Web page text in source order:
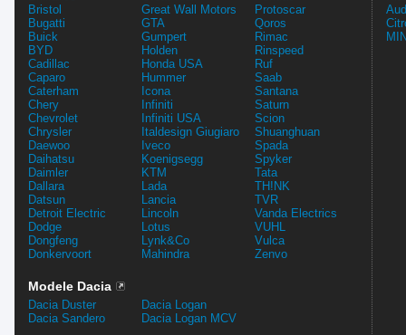
Bristol
Bugatti
Buick
BYD
Cadillac
Caparo
Caterham
Chery
Chevrolet
Chrysler
Daewoo
Daihatsu
Daimler
Dallara
Datsun
Detroit Electric
Dodge
Dongfeng
Donkervoort
Great Wall Motors
GTA
Gumpert
Holden
Honda USA
Hummer
Icona
Infiniti
Infiniti USA
Italdesign Giugiaro
Iveco
Koenigsegg
KTM
Lada
Lancia
Lincoln
Lotus
Lynk&Co
Mahindra
Protoscar
Qoros
Rimac
Rinspeed
Ruf
Saab
Santana
Saturn
Scion
Shuanghuan
Spada
Spyker
Tata
TH!NK
TVR
Vanda Electrics
VUHL
Vulca
Zenvo
Modele Dacia
Dacia Duster
Dacia Sandero
Dacia Logan
Dacia Logan MCV